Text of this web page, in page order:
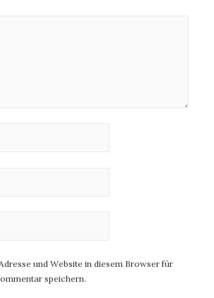
und Website in diesem Browser für
speichern.